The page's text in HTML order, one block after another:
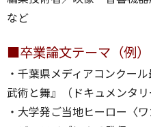
など
■卒業論文テーマ（例）
・千葉県メディアコンクー
武術と舞』（ドキュメンタリ
・大学発ご当地ヒーロー〈